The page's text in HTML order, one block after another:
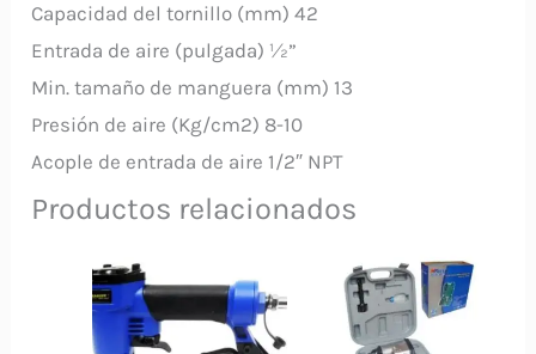
Capacidad del tornillo (mm) 42
Entrada de aire (pulgada) ½”
Min. tamaño de manguera (mm) 13
Presión de aire (Kg/cm2) 8-10
Acople de entrada de aire 1/2″ NPT
Productos relacionados